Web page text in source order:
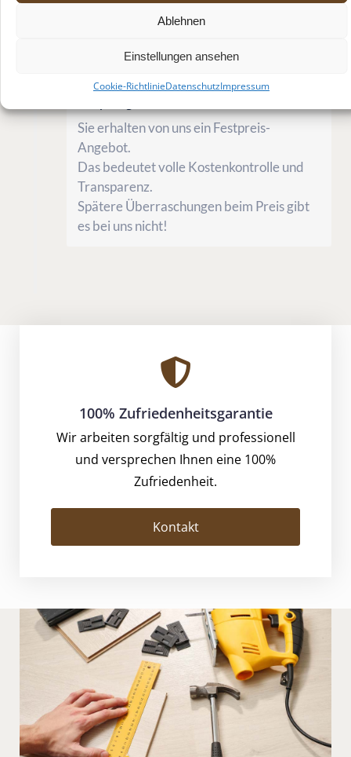
Ablehnen
Einstellungen ansehen
Cookie-RichtlinieDatenschutzImpressum
Kundenservice von Experten!
Preissicherheit durch
Sie erhalten von uns ein Festpreis-
Angebot.
Das bedeutet volle Kostenkontrolle und
Transparenz.
Spätere Überraschungen beim Preis gibt
es bei uns nicht!
100% Zufriedenheitsgarantie
Wir arbeiten sorgfältig und professionell
und versprechen Ihnen eine 100%
Zufriedenheit.
Kontakt